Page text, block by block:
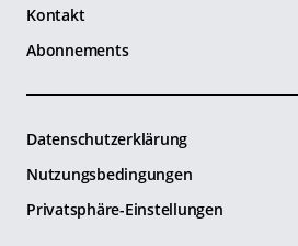
Kontakt
Abonnements
Datenschutzerklärung
Nutzungsbedingungen
Privatsphäre-Einstellungen